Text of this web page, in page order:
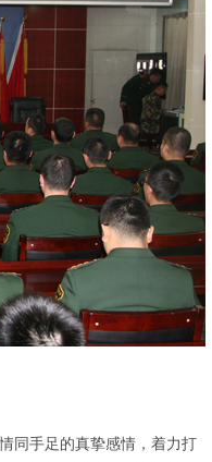
同手足的真挚感情，着力打